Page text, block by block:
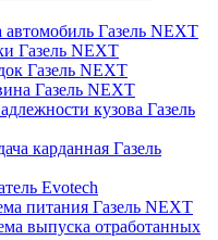
автомобиль Газель NEXT
Газель NEXT
Газель NEXT
Газель NEXT
кузова Газель
карданная Газель
Evotech
питания Газель NEXT
выпуска отработанных